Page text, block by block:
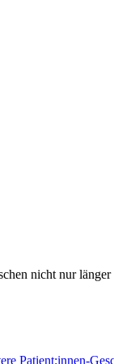
nicht nur
Patient:innen-